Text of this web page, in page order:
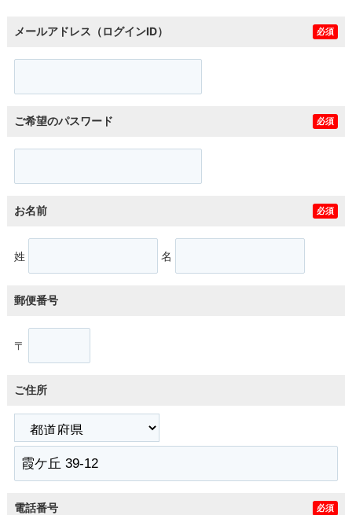
メールアドレス（ログインID） 必須
ご希望のパスワード 必須
お名前 必須
姓 名
郵便番号
〒
ご住所
電話番号 必須